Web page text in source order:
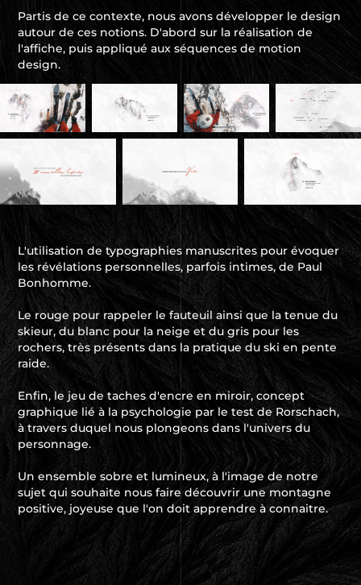
Partis de ce contexte, nous avons développer le design
autour de ces notions. D'abord sur la réalisation de
l'affiche, puis appliqué aux séquences de motion
design.
L'utilisation de typographies manuscrites pour évoquer
les révélations personnelles, parfois intimes, de Paul
Bonhomme.
Le rouge pour rappeler le fauteuil ainsi que la tenue du
skieur, du blanc pour la neige et du gris pour les
rochers, très présents dans la pratique du ski en pente
raide.
Enfin, le jeu de taches d'encre en miroir, concept
graphique lié à la psychologie par le test de Rorschach,
à travers duquel nous plongeons dans l'univers du
personnage.
Un ensemble sobre et lumineux, à l'image de notre
sujet qui souhaite nous faire découvrir une montagne
positive, joyeuse que l'on doit apprendre à connaitre.